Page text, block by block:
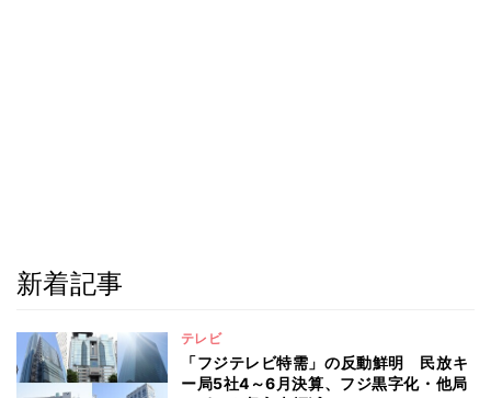
新着記事
テレビ
「フジテレビ特需」の反動鮮明 民放キ
ー局5社4～6月決算、フジ黒字化・他局